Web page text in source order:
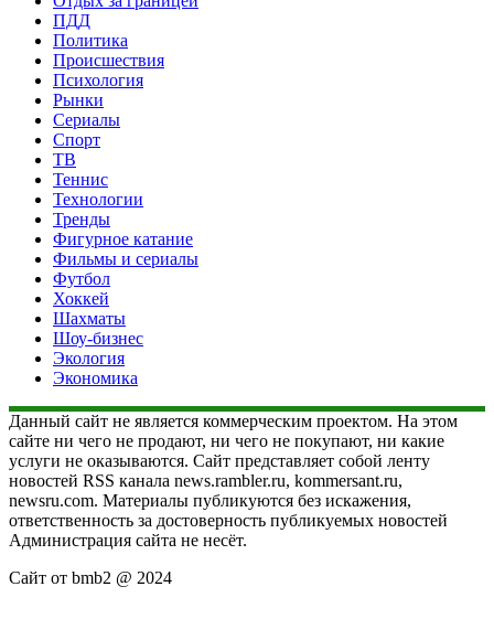
ПДД
Политика
Происшествия
Психология
Рынки
Сериалы
Спорт
ТВ
Теннис
Технологии
Тренды
Фигурное катание
Фильмы и сериалы
Футбол
Хоккей
Шахматы
Шоу-бизнес
Экология
Экономика
Данный сайт не является коммерческим проектом. На этом
сайте ни чего не продают, ни чего не покупают, ни какие
услуги не оказываются. Сайт представляет собой ленту
новостей RSS канала news.rambler.ru, kommersant.ru,
newsru.com. Материалы публикуются без искажения,
ответственность за достоверность публикуемых новостей
Администрация сайта не несёт.
Сайт от bmb2 @ 2024